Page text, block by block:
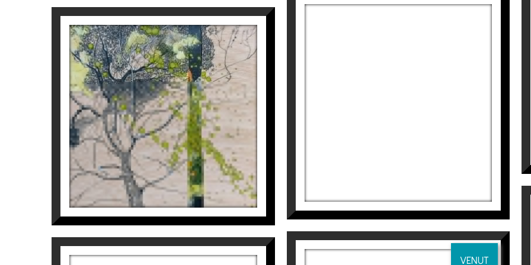
Nonell, Barcelona, ​​col·lectiva gran format. (2019).
Girona. • 2017 Agost, Comissariat i participació WHITE SUMMER & Consciències naturals, Pals-Girona.
Per a més informació de Belles Arts Tatiana Blanqué
ESBOÇ I + I
Tatiana Blanqué
1.000€
VENUT